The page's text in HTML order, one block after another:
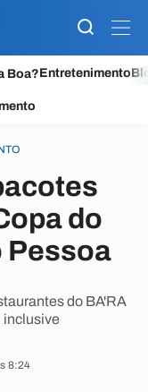
Boa?Entretenimento
do
Pessoa
do BA'RA
inclusive
8:24